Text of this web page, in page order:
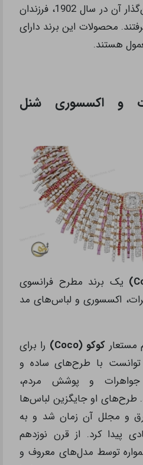
کرد. پس از درگذشت بنیان‌گذار آن در سال 1902، فرزندان
محصولات این برند دارای
هستند.
و اکسسوری شنل
یک برند مطرح فرانسوی
اکسسوری و لباس‌های مد
مستعار کوکو (Coco)
را برای
توانست با طرح‌های ساده و
جواهرات و پوشش مردم،
طرح‌های او جایگزین لباس‌ها
و مجلل آن زمان شد و به
پیدا کرد. از قرن نوزدهم
توسط مدل‌های معروف و